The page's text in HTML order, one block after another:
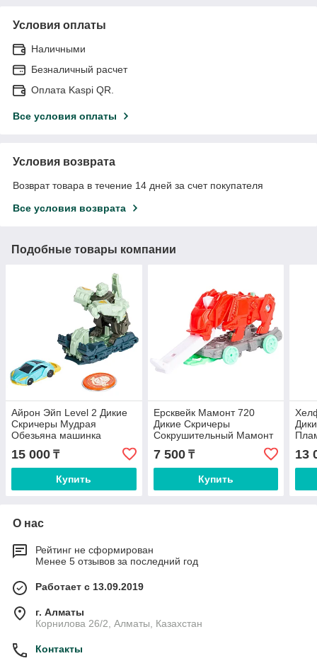
Условия оплаты
Наличными
Безналичный расчет
Оплата Kaspi QR.
Все условия оплаты
Условия возврата
Возврат товара в течение 14 дней за счет покупателя
Все условия возврата
Подобные товары компании
Айрон Эйп Level 2 Дикие
Скричеры Мудрая
Обезьяна машинка
трансформер 39863
15 000 ₸
Купить
Ерсквейк Мамонт 720
Дикие Скричеры
Сокрушительный Мамонт
машинка трансформер
39858
7 500₸
Купить
13
О нас
Рейтинг не сформирован
Менее 5 отзывов за последний год
Работает с 13.09.2019
г. Алматы
Корнилова 26/2, Алматы, Казахстан
Контакты